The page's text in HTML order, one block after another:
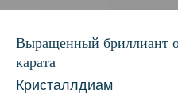
Выращенный бриллиант
карата
Кристаллдиам